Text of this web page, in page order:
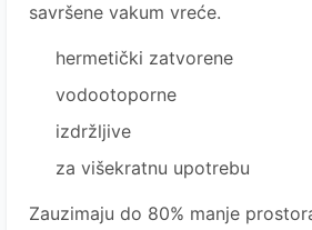
savršene vakum vreće.
hermetički zatvorene
vodootoporne
izdržljive
za višekratnu upotrebu
Zauzimaju do 80% manje